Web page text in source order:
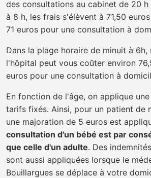
des consultations au cabinet de 20
à 8 h, les frais s'élèvent à 71,50
71 euros pour une consultation à
Dans la plage horaire de minuit à
l'hôpital peut vous coûter environ
euros pour une consultation à
En fonction de l'âge, on applique
tarifs fixés. Ainsi, pour un patient de
une majoration de 5 euros est
consultation d'un bébé est par
que celle d'un adulte. Des
sont aussi appliquées lorsque le
Bouillargues se déplace à votre